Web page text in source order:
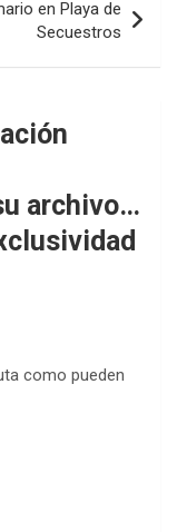
en Playa de
Secuestros
archivo…
como pueden